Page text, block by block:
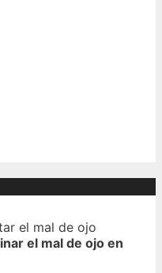
el mal de ojo en